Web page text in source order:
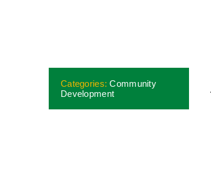
Categories:Community
Development